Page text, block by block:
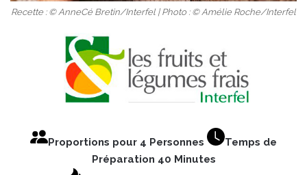
Recette : © AnneCé Bretin/Interfel | Photo : © Amélie Roche/Interfel
Proportions pour 4 Personnes
Temps de
Préparation 40 Minutes